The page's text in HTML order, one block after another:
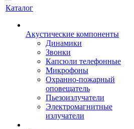
Каталог
Акустические компоненты
Динамики
Звонки
Капсюли телефонные
Микрофоны
Охранно-пожарный
оповещатель
Пьезоизлучатели
Электромагнитные
излучатели